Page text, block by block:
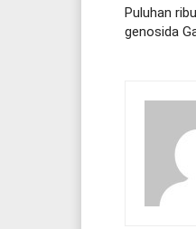
Puluhan
genosida